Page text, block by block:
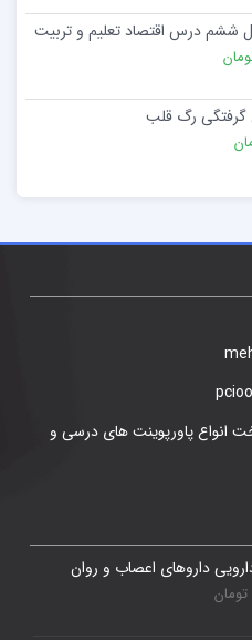
ششم درس اقتصاد تعلیم و تربیت
گرفتگی رگ قلب
انواع پاورپوینت های درسی و
داروهای اعصاب و روان